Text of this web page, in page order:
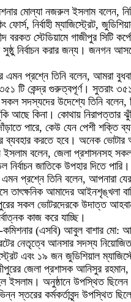
মোল্যা নজরুল ইসলাম বলেন,
ফোর্স, নির্বাহী ম্যাজিস্ট্রেট,
স্টেডিয়ামে গাজীপুর সিটি
নির্বাচন করার জন্য। জনগন
এমন প্রশ্নে তিনি বলেন, আমরা
৩৫১ টি কেন্দ্র গুরুত্বপূর্ণ। সুতরাং
সকল সদস্যদের উদেশ্যে তিনি
কিনা। কোথায় নিরাপত্তার
পারে, কেউ যেন পেশী শক্তি
করতে হবে। অনেক ভোটার
ইসলাম বলেন, জেলা
জাতিকে উপহার দিতে
এমন প্রশ্নে তিনি বলেন,
আমাদের আইনশৃঙ্খলা
সকল ভোটরদেরকে উদাত্ত আহবান
কাজ করে যাচ্ছি।
(এসবি) আবুল বাশার মো:
নেতৃত্বে আনসার সদস্য
এবং ১৯ জন জুডিশিয়াল
জেলা প্রশাসক আনিসুর
ইসলাম। অনুষ্ঠানে উপস্থিত
স্তরের কর্মকর্তাবৃন্দ উপস্থিত